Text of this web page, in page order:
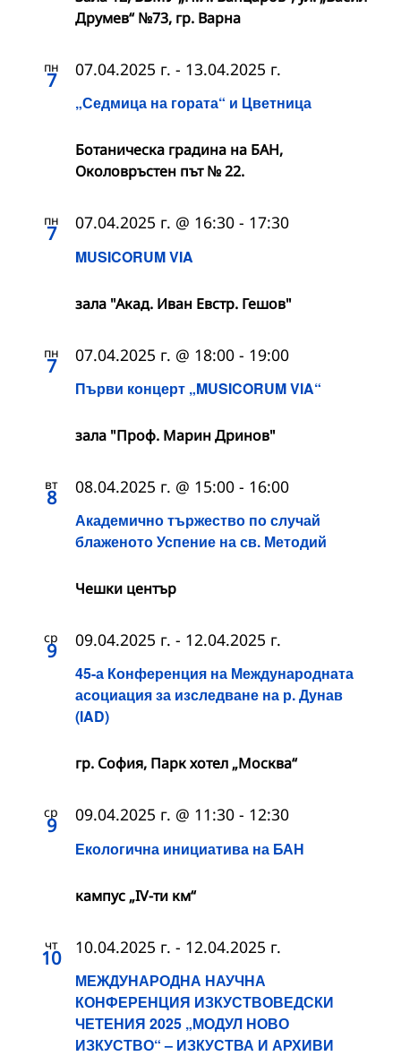
Друмев“ №73, гр. Варна
пн
7
„Седмица на гората“ и Цветница
07.04.2025 г. - 13.04.2025 г.
Ботаническа градина на БАН,
Околовръстен път № 22.
пн
7
MUSICORUM VIA
07.04.2025 г. @ 16:30 - 17:30
зала "Акад. Иван Евстр. Гешов"
пн
7
Първи концерт „MUSICORUM VIA“
07.04.2025 г. @ 18:00 - 19:00
зала "Проф. Марин Дринов"
вт
8
Академично тържество по случай
блаженото Успение на св. Методий
08.04.2025 г. @ 15:00 - 16:00
Чешки център
ср
9
45-а Конференция на Международната
асоциация за изследване на р. Дунав
(IAD)
09.04.2025 г. - 12.04.2025 г.
гр. София, Парк хотел „Москва“
ср
9
Екологична инициатива на БАН
09.04.2025 г. @ 11:30 - 12:30
кампус „IV-ти км“
чт
10
МЕЖДУНАРОДНА НАУЧНА
КОНФЕРЕНЦИЯ ИЗКУСТВОВЕДСКИ
ЧЕТЕНИЯ 2025 „МОДУЛ НОВО
ИЗКУСТВО“ – ИЗКУСТВА И АРХИВИ
10.04.2025 г. - 12.04.2025 г.